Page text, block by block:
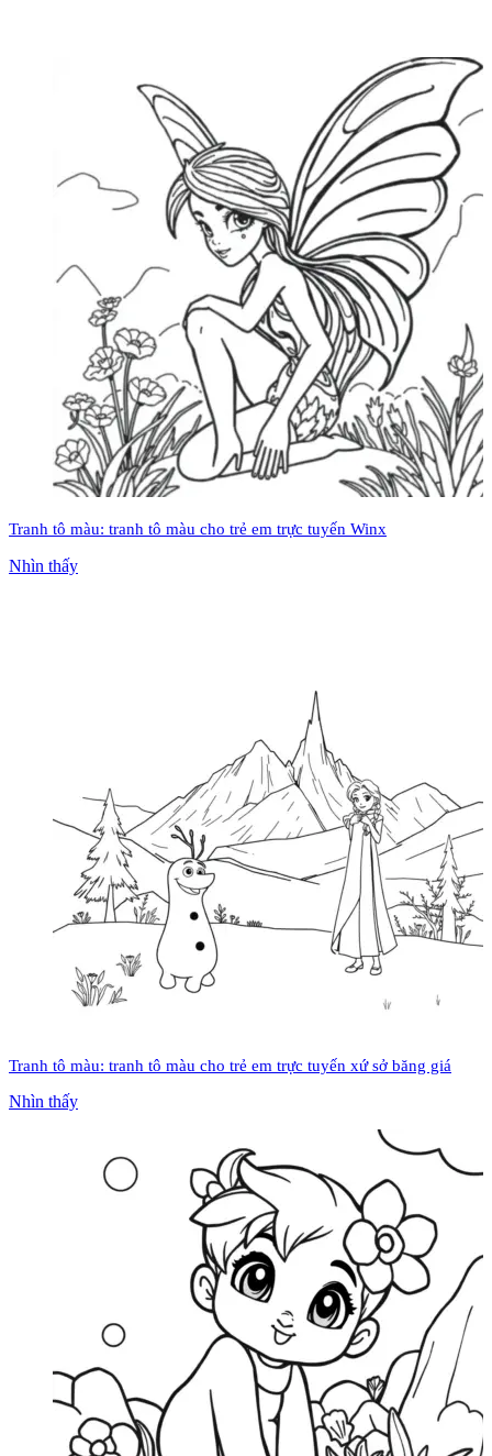
Tranh tô màu: tranh tô màu cho trẻ em trực tuyến Winx
Nhìn thấy
Tranh tô màu: tranh tô màu cho trẻ em trực tuyến xứ sở băng giá
Nhìn thấy